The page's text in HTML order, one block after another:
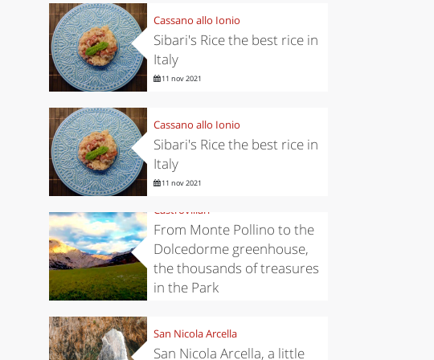
Cassano allo Ionio
Sibari's Rice the best rice in
Italy
11 nov 2021
Cassano allo Ionio
Sibari's Rice the best rice in
Italy
11 nov 2021
Castrovillari
From Monte Pollino to the
Dolcedorme greenhouse,
the thousands of treasures
in the Park
San Nicola Arcella
San Nicola Arcella, a little